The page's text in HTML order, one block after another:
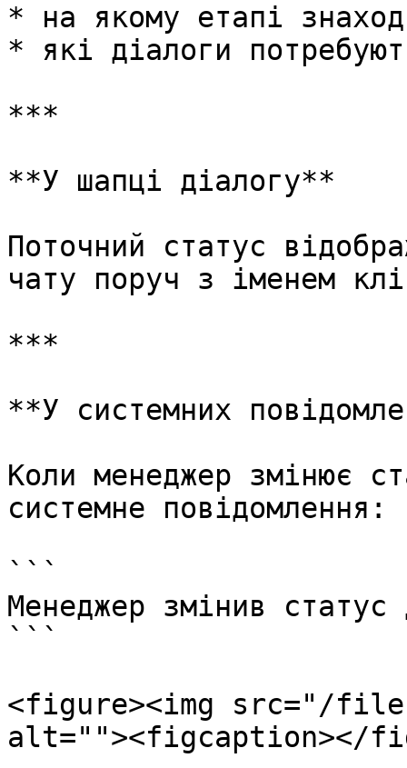
* на якому етапі
* які діалоги
***
**У шапці діалогу**
Поточний статус
чату поруч з іменем
***
**У системних
Коли менеджер змінює
системне повідомлення:
```
Менеджер змінив
```
<figure><img src="/files/
alt=""><figcaption></